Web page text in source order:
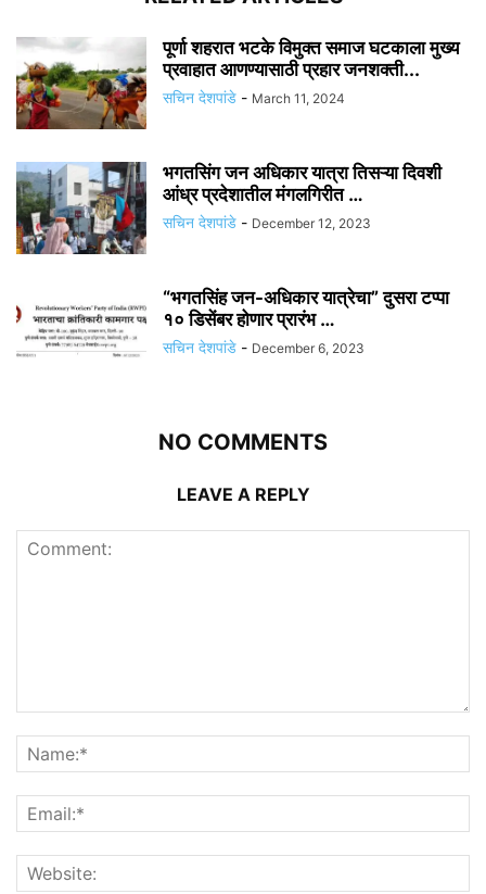
पूर्णा शहरात भटके विमुक्त समाज घटकाला मुख्य
प्रवाहात आणण्यासाठी प्रहार जनशक्ती...
सचिन देशपांडे - March 11, 2024
भगतसिंग जन अधिकार यात्रा तिसऱ्या दिवशी
आंध्र प्रदेशातील मंगलगिरीत …
सचिन देशपांडे - December 12, 2023
“भगतसिंह जन-अधिकार यात्रेचा” दुसरा टप्पा
१० डिसेंबर होणार प्रारंभ …
सचिन देशपांडे - December 6, 2023
NO COMMENTS
LEAVE A REPLY